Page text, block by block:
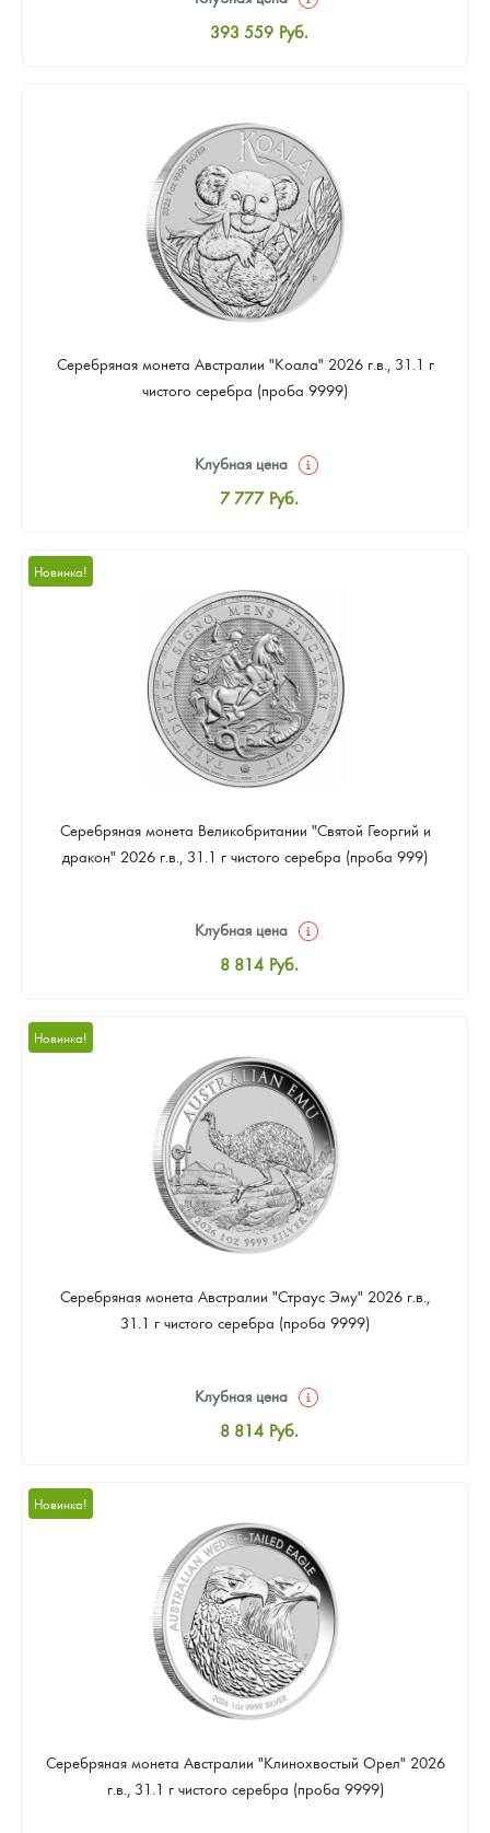
393 559 Руб.
Цена выкупа
373 881 Руб.
Серебряная монета Австралии "Коала" 2026 г.в., 31.1 г
чистого серебра (проба 9999)
Клубная цена
7 777 Руб.
Цена выкупа
Звоните
Новинка!
Серебряная монета Великобритании "Святой Георгий и
дракон" 2026 г.в., 31.1 г чистого серебра (проба 999)
Клубная цена
8 814 Руб.
Цена выкупа
Звоните
Новинка!
Серебряная монета Австралии "Страус Эму" 2026 г.в.,
31.1 г чистого серебра (проба 9999)
Клубная цена
8 814 Руб.
Цена выкупа
Звоните
Новинка!
Серебряная монета Австралии "Клинохвостый Орел" 2026
г.в., 31.1 г чистого серебра (проба 9999)